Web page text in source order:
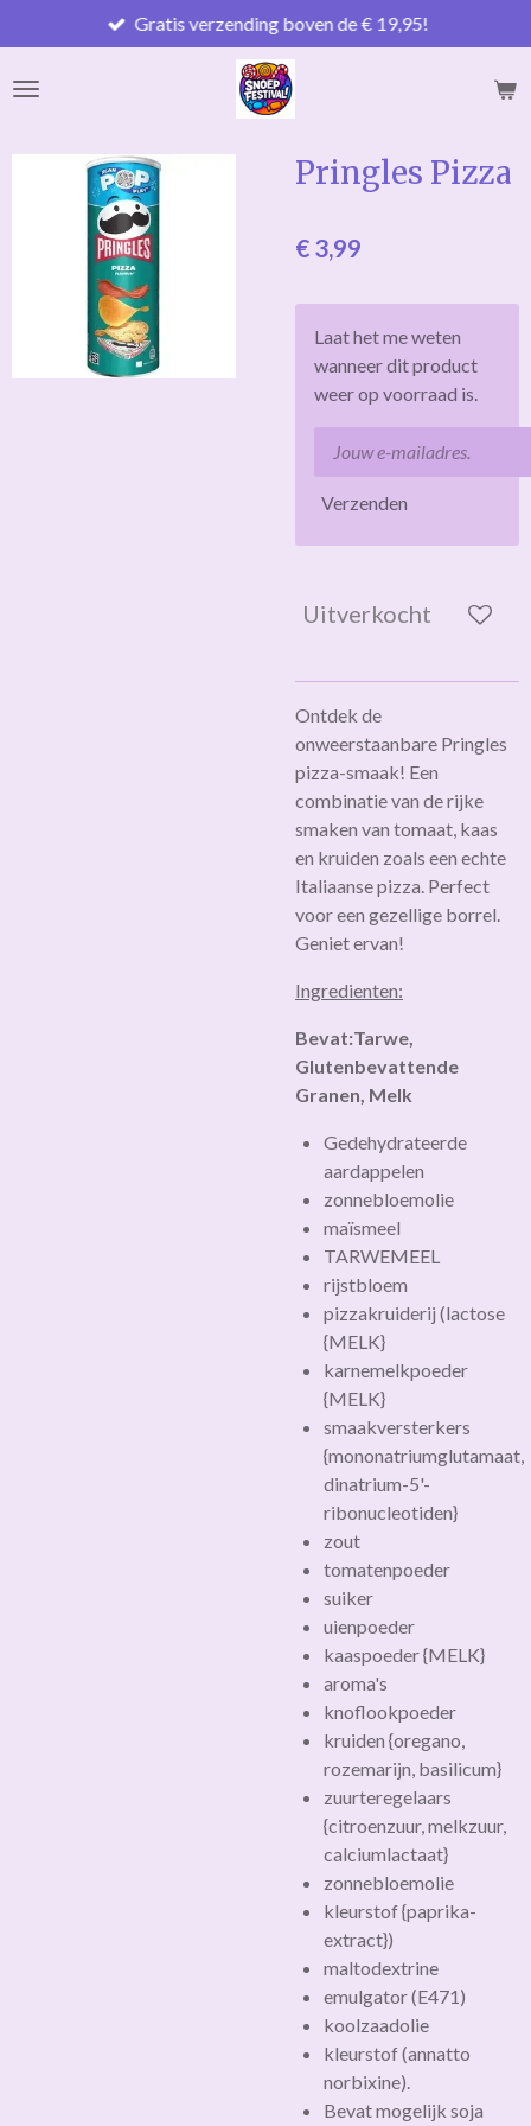
direct
naar
Gratis verzending boven de € 19,95!
Pringles Pizza
€ 3,99
Laat het me weten
wanneer dit product
weer op voorraad is.
Verzenden
Uitverkocht
Ontdek de
onweerstaanbare Pringles
pizza-smaak! Een
combinatie van de rijke
smaken van tomaat, kaas
en kruiden zoals een echte
Italiaanse pizza. Perfect
voor een gezellige borrel.
Geniet ervan!
Ingredienten:
Bevat:Tarwe,
Glutenbevattende
Granen, Melk
Gedehydrateerde
aardappelen
zonnebloemolie
maïsmeel
TARWEMEEL
rijstbloem
pizzakruiderij (lactose
{MELK}
karnemelkpoeder
{MELK}
smaakversterkers
{mononatriumglutamaat,
dinatrium-5'-
ribonucleotiden}
zout
tomatenpoeder
suiker
uienpoeder
kaaspoeder {MELK}
aroma's
knoflookpoeder
kruiden {oregano,
rozemarijn, basilicum}
zuurteregelaars
{citroenzuur, melkzuur,
calciumlactaat}
zonnebloemolie
kleurstof {paprika-
extract})
maltodextrine
emulgator (E471)
koolzaadolie
kleurstof (annatto
norbixine).
Bevat mogelijk soja